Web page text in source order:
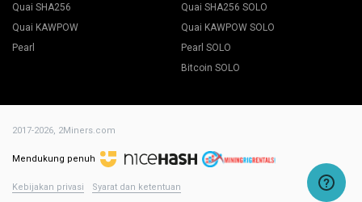
Quai SHA256
Quai KAWPOW
Pearl
Quai SHA256 SOLO
Quai KAWPOW SOLO
Pearl SOLO
Bitcoin SOLO
2017-2026, 2Miners.com
Mendukung penuh
Kebijakan privasi Syarat dan ketentuan